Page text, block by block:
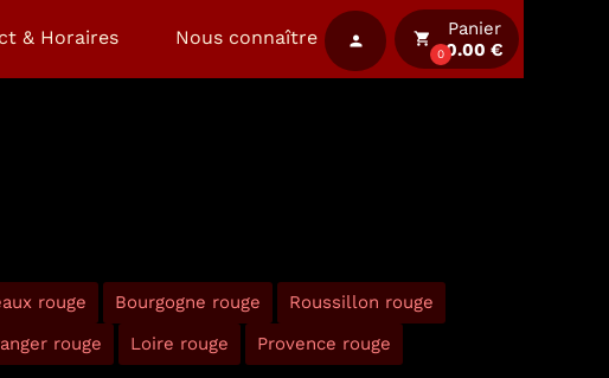
& Horaires Nous connaître local_grocery_store
0
Panier
0.00 €
person
rouge Bourgogne rouge
Roussillon rouge
rouge Loire rouge Provence rouge